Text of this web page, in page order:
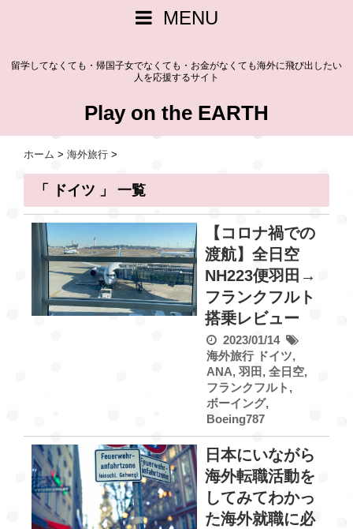
MENU
留学してなくても・帰国子女でなくても・お金がなくても海外に飛び出したい
人を応援するサイト
Play on the EARTH
ホーム > 海外旅行 >
「 ドイツ 」 一覧
【コロナ禍での
渡航】全日空
NH223便羽田→
フランクフルト
搭乗レビュー
2023/01/14
海外旅行 ドイツ,
ANA, 羽田 , 全日空,
フランクフルト ,
ボーイング,
Boeing787
日本にいながら
海外転職活動を
してみてわかっ
た海外就職に必